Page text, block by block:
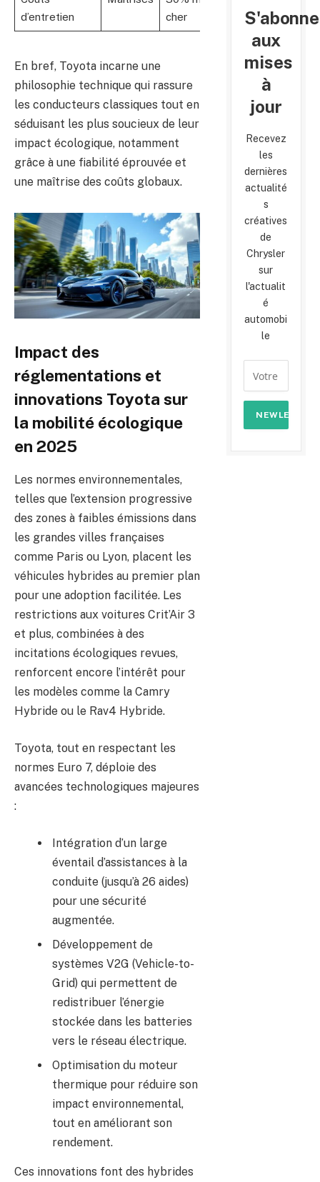
d’entretien
cher
En bref, Toyota incarne une
philosophie technique qui rassure
les conducteurs classiques tout en
séduisant les plus soucieux de leur
impact écologique, notamment
grâce à une fiabilité éprouvée et
une maîtrise des coûts globaux.
Impact des
réglementations et
innovations Toyota sur
la mobilité écologique
en 2025
Les normes environnementales,
telles que l’extension progressive
des zones à faibles émissions dans
les grandes villes françaises
comme Paris ou Lyon, placent les
véhicules hybrides au premier plan
pour une adoption facilitée. Les
restrictions aux voitures Crit’Air 3
et plus, combinées à des
incitations écologiques revues,
renforcent encore l’intérêt pour
les modèles comme la Camry
Hybride ou le Rav4 Hybride.
Toyota, tout en respectant les
normes Euro 7, déploie des
avancées technologiques majeures
:
Intégration d’un large
éventail d’assistances à la
conduite (jusqu’à 26 aides)
pour une sécurité
augmentée.
Développement de
systèmes V2G (Vehicle-to-
Grid) qui permettent de
redistribuer l’énergie
stockée dans les batteries
vers le réseau électrique.
Optimisation du moteur
thermique pour réduire son
impact environnemental,
tout en améliorant son
rendement.
Ces innovations font des hybrides
aux
mises
à
jour
Recevez
les
dernières
actualité
s
créatives
de
Chrysler
sur
l'actualit
é
automobi
le